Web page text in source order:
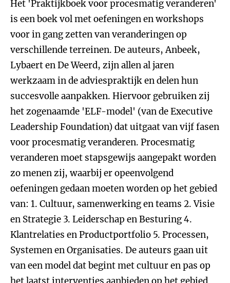
Het 'Praktijkboek voor procesmatig veranderen'
is een boek vol met oefeningen en workshops
voor in gang zetten van veranderingen op
verschillende terreinen. De auteurs, Anbeek,
Lybaert en De Weerd, zijn allen al jaren
werkzaam in de adviespraktijk en delen hun
succesvolle aanpakken. Hiervoor gebruiken zij
het zogenaamde 'ELF-model' (van de Executive
Leadership Foundation) dat uitgaat van vijf fasen
voor procesmatig veranderen. Procesmatig
veranderen moet stapsgewijs aangepakt worden
zo menen zij, waarbij er opeenvolgend
oefeningen gedaan moeten worden op het gebied
van: 1. Cultuur, samenwerking en teams 2. Visie
en Strategie 3. Leiderschap en Besturing 4.
Klantrelaties en Productportfolio 5. Processen,
Systemen en Organisaties. De auteurs gaan uit
van een model dat begint met cultuur en pas op